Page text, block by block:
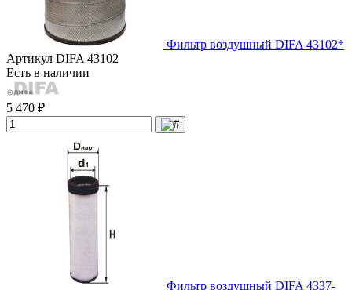
Фильтр воздушный DIFA 43102*
Артикул DIFA 43102
Есть в наличии
5 470 ₽
Фильтр воздушный DIFA 4337-